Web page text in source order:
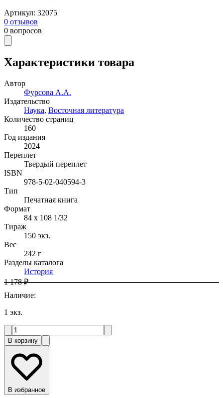
Артикул: 32075
0 отзывов
0 вопросов
Характеристики товара
Автор
Фурсова А.А.
Издательство
Наука, Восточная литература
Количество страниц
160
Год издания
2024
Переплет
Твердый переплет
ISBN
978-5-02-040594-3
Тип
Печатная книга
Формат
84 x 108 1/32
Тираж
150 экз.
Вес
242 г
Разделы каталога
История
1 178 ₽
Наличие:
1 экз.
В корзину
В избранное